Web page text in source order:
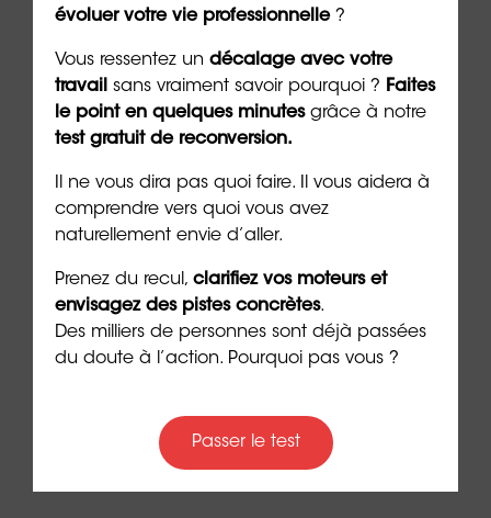
👉 Demandez un 1er rendez-vous gratuit et
dans votrereconversion
Auteur :Dr Emeric Lebreton, cofondateur et
dirigeant du groupe ORIENTACTION (20/02/2024)
➡️ Passez gratuitement le test : « devez-vous
Passez aussi le test des 32 personnalités
évoluer votre vie professionnelle?
Vous ressentez un décalage avec votre
travail sans vraiment savoir pourquoi ? Faites
le point en quelques minutesgrâce à notre
test gratuit de reconversion.
Il ne vous dira pas quoi faire. Il vous aidera à
comprendre vers quoi vous avez
naturellement envie d’aller.
Prenez du recul, clarifiez vos moteurs et
envisagez des pistes concrètes.
Des milliers de personnes sont déjà passées
du doute à l’action. Pourquoi pas vous ?
Passer le test